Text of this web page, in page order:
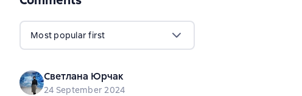
Most popular first
Светлана Юрчак
24 September 2024